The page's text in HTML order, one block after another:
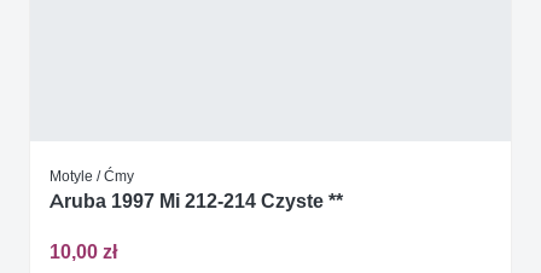
Motyle / Ćmy
Aruba 1997 Mi 212-214 Czyste **
10,00 zł